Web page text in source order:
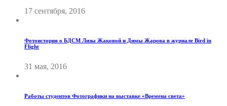
17 сентября, 2016
Фотоистория о БДСМ Лизы Жаковой и Димы Жарова в журнале Bird in
Flight
31 мая, 2016
Работы студентов Фотографики на выставке «Времена света»